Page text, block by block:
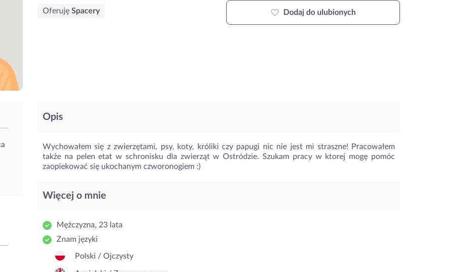
Oferuję Spacery Dodaj do ulubionych
Opis
Wychowałem się z zwierzętami, psy, koty, króliki czy papugi nic nie jest mi straszne! Pracowałem
także na pelen etat w schronisku dla zwierząt w Ostródzie. Szukam pracy w ktorej mogę pomóc
zaopiekować się ukochanym czworonogiem :)
Więcej o mnie
Mężczyzna, 23 lata
Znam języki
Polski / Ojczysty